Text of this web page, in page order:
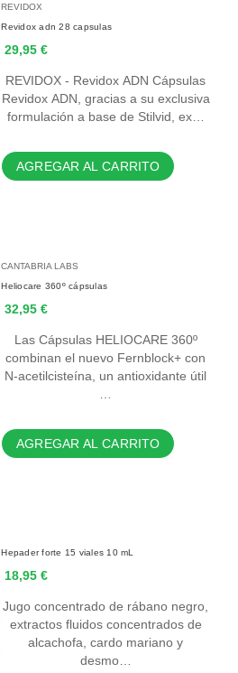
REVIDOX
Revidox adn 28 capsulas
29,95 €
REVIDOX - Revidox ADN Cápsulas
Revidox ADN, gracias a su exclusiva
formulación a base de Stilvid, ex…
AGREGAR AL CARRITO
CANTABRIA LABS
Heliocare 360º cápsulas
32,95 €
Las Cápsulas HELIOCARE 360º
combinan el nuevo Fernblock+ con
N-acetilcisteína, un antioxidante útil
AGREGAR AL CARRITO
Hepader forte 15 viales 10 mL
18,95 €
Jugo concentrado de rábano negro,
extractos fluidos concentrados de
alcachofa, cardo mariano y
desmo…